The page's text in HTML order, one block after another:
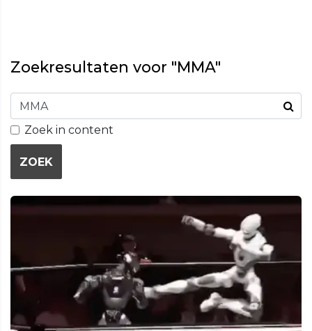
Zoekresultaten voor "MMA"
Zoek in content
ZOEK